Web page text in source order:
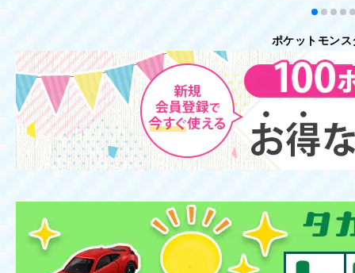
ポケットモン
MS-46 アブソル
715円（税込）
カート